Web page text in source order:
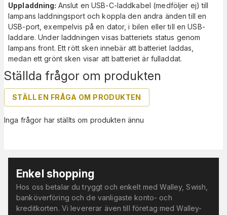
Ställda frågor om produkten
STÄLL EN FRÅGA OM PRODUKTEN
Inga frågor har ställts om produkten ännu
Uppladdning: Anslut en USB-C-laddkabel (medföljer ej) till
lampans laddningsport och koppla den andra änden till en
USB-port, exempelvis på en dator, i bilen eller till en USB-
laddare. Under laddningen visas batteriets status genom
lampans front. Ett rött sken innebär att batteriet laddas,
medan ett grönt sken visar att batteriet är fulladdat.
Enkel shopping
Hos oss betalar du tryggt och enkelt med Walley, Swish,
banköverföring och de vanligaste konto- och
kreditkorten. Vi levererar även till företag med Walley-